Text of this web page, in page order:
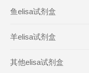
鱼elisa试剂盒
羊elisa试剂盒
其他elisa试剂盒